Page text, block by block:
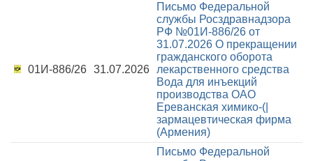
01И-886/26 31.07.2026
Письмо Федеральной
службы Росздравнадзора
РФ №01И-886/26 от
31.07.2026 О прекращении
гражданского оборота
лекарственного средства
Вода для инъекций
производства ОАО
Ереванская химико-(|
зармацевтическая фирма
(Армения)
Письмо Федеральной